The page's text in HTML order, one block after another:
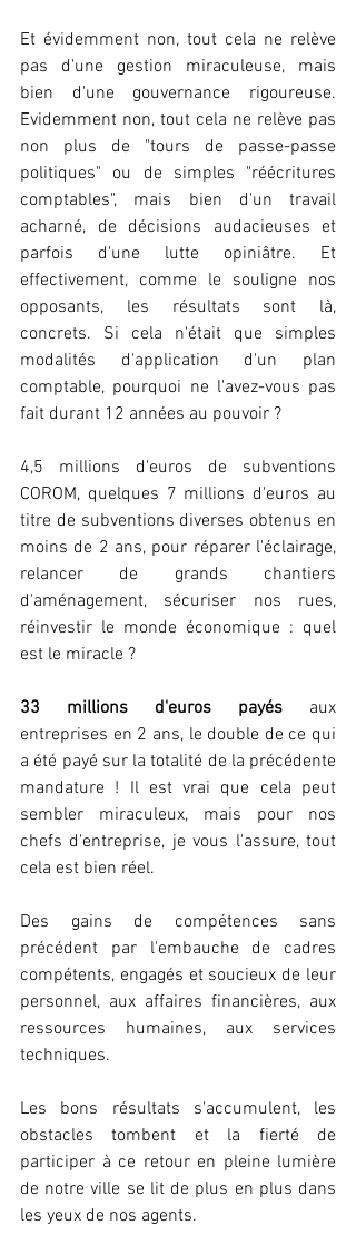
Et évidemment non, tout cela ne relève
pas d'une gestion miraculeuse, mais
bien d'une gouvernance rigoureuse.
Evidemment non, tout cela ne relève pas
non plus de "tours de passe-passe
politiques" ou de simples "réécritures
comptables", mais bien d'un travail
acharné, de décisions audacieuses et
parfois d'une lutte opiniâtre. Et
effectivement, comme le souligne nos
opposants, les résultats sont là,
concrets. Si cela n'était que simples
modalités d'application d'un plan
comptable, pourquoi ne l'avez-vous pas
fait durant 12 années au pouvoir ?
4,5 millions d'euros de subventions
COROM, quelques 7 millions d'euros au
titre de subventions diverses obtenus en
moins de 2 ans, pour réparer l'éclairage,
relancer de grands chantiers
d'aménagement, sécuriser nos rues,
réinvestir le monde économique : quel
est le miracle ?
33 millions d'euros payés aux
entreprises en 2 ans, le double de ce qui
a été payé sur la totalité de la précédente
mandature ! Il est vrai que cela peut
sembler miraculeux, mais pour nos
chefs d'entreprise, je vous l'assure, tout
cela est bien réel.
Des gains de compétences sans
précédent par l'embauche de cadres
compétents, engagés et soucieux de leur
personnel, aux affaires financières, aux
ressources humaines, aux services
techniques.
Les bons résultats s'accumulent, les
obstacles tombent et la fierté de
participer à ce retour en pleine lumière
de notre ville se lit de plus en plus dans
les yeux de nos agents.